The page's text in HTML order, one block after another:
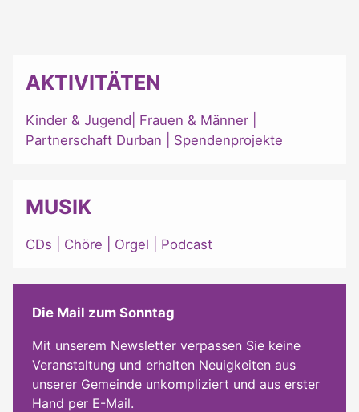
AKTIVITÄTEN
Kinder & Jugend Frauen & Männer
Partnerschaft Durban
Spendenprojekte
MUSIK
CDs Chöre Orgel Podcast
Die Mail zum Sonntag
Mit unserem Newsletter verpassen Sie keine
Veranstaltung und erhalten Neuigkeiten aus
unserer Gemeinde unkompliziert und aus erster
Hand per E-Mail.